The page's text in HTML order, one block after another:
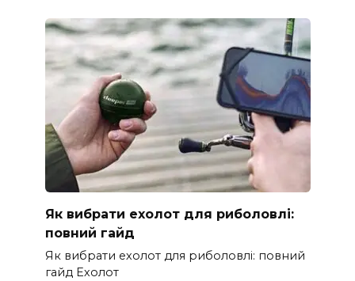
Як вибрати ехолот для риболовлі:
повний гайд
Як вибрати ехолот для риболовлі: повний
гайд Ехолот